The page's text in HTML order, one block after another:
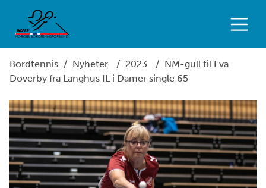
Bordtennis / Nyheter / 2023 / NM-gull til Eva
Doverby fra Langhus IL i Damer single 65